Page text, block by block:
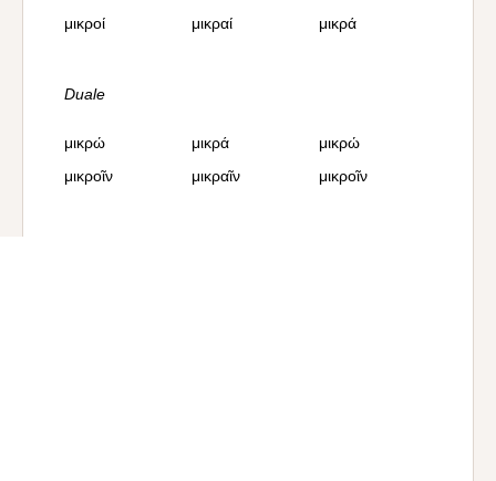
μικροί
μικραί μικρά
Duale
μικρώ μικρά
μικρώ
μικροῖν
μικραῖν μικροῖν